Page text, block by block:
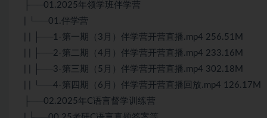
├──01.2025年领学班伴学营
| └──01.伴学营
| | ├──1-第一期（3月）伴学营开营直播.mp4 256.51M
| | ├──2-第二期（4月）伴学营开营直播.mp4 233.16M
| | ├──3-第三期（5月）伴学营开营直播.mp4 302.18M
| | └──4-第四期（6月）伴学营开营直播回放.mp4 126.17M
├──02.2025年C语言督学训练营